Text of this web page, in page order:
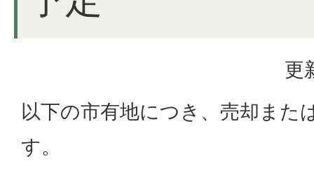
更
以下の市有地につき、売却また
す。